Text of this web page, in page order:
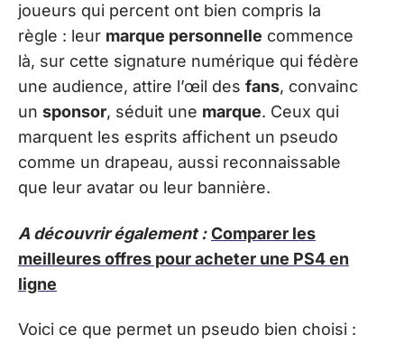
joueurs qui percent ont bien compris la
règle : leur marque personnelle commence
là, sur cette signature numérique qui fédère
une audience, attire l’œil des fans, convainc
un sponsor, séduit une marque. Ceux qui
marquent les esprits affichent un pseudo
comme un drapeau, aussi reconnaissable
que leur avatar ou leur bannière.
A découvrir également : Comparer les
meilleures offres pour acheter une PS4 en
ligne
Voici ce que permet un pseudo bien choisi :